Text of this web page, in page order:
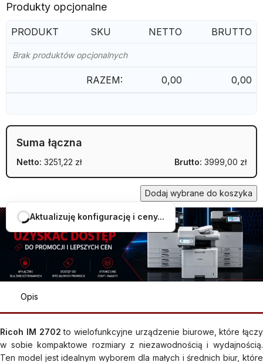
Produkty opcjonalne
PRODUKT SKU NETTO BRUTTO
Brak produktów opcjonalnych
RAZEM: 0,00 0,00
Suma łączna
Netto: 3251,22 zł Brutto: 3999,00 zł
Dodaj wybrane do koszyka
Opis
Ricoh IM 2702 to wielofunkcyjne urządzenie biurowe, które łączy
w sobie kompaktowe rozmiary z niezawodnością i wydajnością.
Ten model jest idealnym wyborem dla małych i średnich biur, które